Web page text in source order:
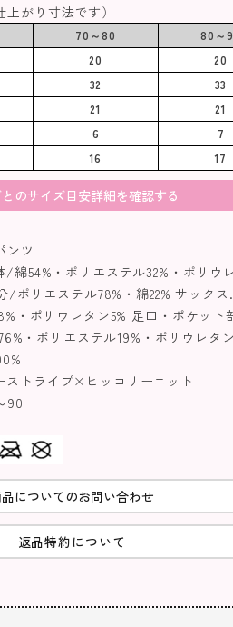
がり寸法です）
70～80
80～
20
20
32
33
21
21
6
7
16 17
のサイズ目安詳細を確認する
ツ
54%・ポリエステル32%・ポリウ
/ポリエステル78%・綿22% サック
・ポリウレタン5% 足口・ポケッ
・ポリエステル19%・ポリウレタ
トライプ×ヒッコリーニット
90
についてのお問い合わせ
返品特約について